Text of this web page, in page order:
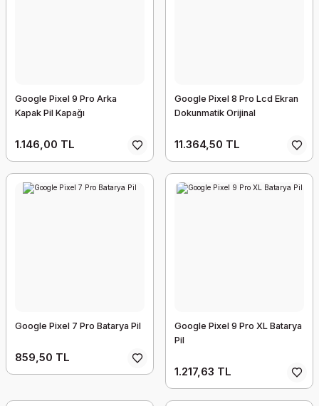
Google Pixel 9 Pro Arka
Kapak Pil Kapağı
1.146,00 TL
Google Pixel 8 Pro Lcd Ekran
Dokunmatik Orijinal
11.364,50 TL
Google Pixel 7 Pro Batarya Pil
859,50 TL
Google Pixel 9 Pro XL Batarya
Pil
1.217,63 TL